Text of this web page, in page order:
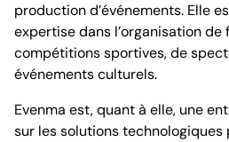
production d’événements. Elle
expertise dans l’organisation de
compétitions sportives, de
événements culturels.
Evenma est, quant à elle, une
sur les solutions technologiques